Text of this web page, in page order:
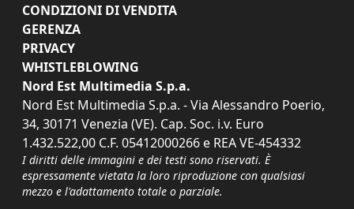
CONDIZIONI DI VENDITA
GERENZA
PRIVACY
WHISTLEBLOWING
Nord Est Multimedia S.p.a.
Nord Est Multimedia S.p.a. - Via Alessandro Poerio,
34, 30171 Venezia (VE). Cap. Soc. i.v. Euro
1.432.522,00 C.F. 05412000266 e REA VE-454332
I diritti delle immagini e dei testi sono riservati. È
espressamente vietata la loro riproduzione con qualsiasi
mezzo e l'adattamento totale o parziale.